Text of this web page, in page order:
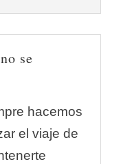
se
hacemos
el viaje de